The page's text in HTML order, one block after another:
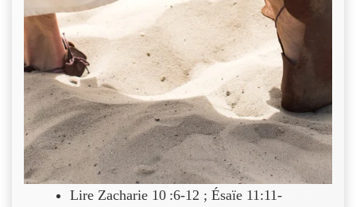
Lire Zacharie 10 :6-12 ; Ésaïe 11:11-